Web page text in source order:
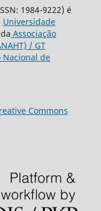
1984-9222) é
Universidade
Associação
/ GT
Nacional de
Commons